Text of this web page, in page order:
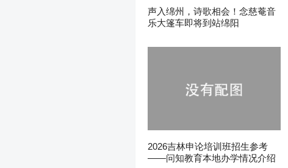
声入绵州，诗歌相会！念慈菴音
乐大篷车即将到站绵阳
2026吉林申论培训班招生参考
——问知教育本地办学情况介绍